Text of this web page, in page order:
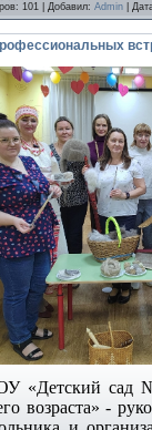
101 Добавил: Admin
«Детский сад №
возраста» -